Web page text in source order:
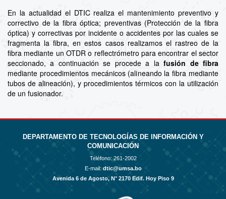
En la actualidad el DTIC realiza el mantenimiento preventivo y
correctivo de la fibra óptica; preventivas (Protección de la fibra
óptica) y correctivas por incidente o accidentes por las cuales se
fragmenta la fibra, en estos casos realizamos el rastreo de la
fibra mediante un OTDR o reflectrómetro para encontrar el sector
seccionado, a continuación se procede a lafusión de fibra
mediante procedimientos mecánicos (alineando la fibra mediante
tubos de alineación), y procedimientos térmicos con la utilización
de un fusionador.
DEPARTAMENTO DE TECNOLOGÍAS DE INFORMACIÓN Y
COMUNICACIÓN
Teléfono: 261-2002
E-mail: dtic@umsa.bo
Avenida 6 de Agosto, N° 2170 Edif. Hoy Piso 9